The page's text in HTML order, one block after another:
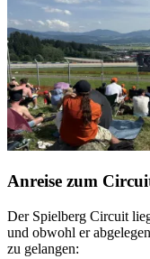
Anreise zum
Der Spielberg Circuit
und obwohl er
zu gelangen: